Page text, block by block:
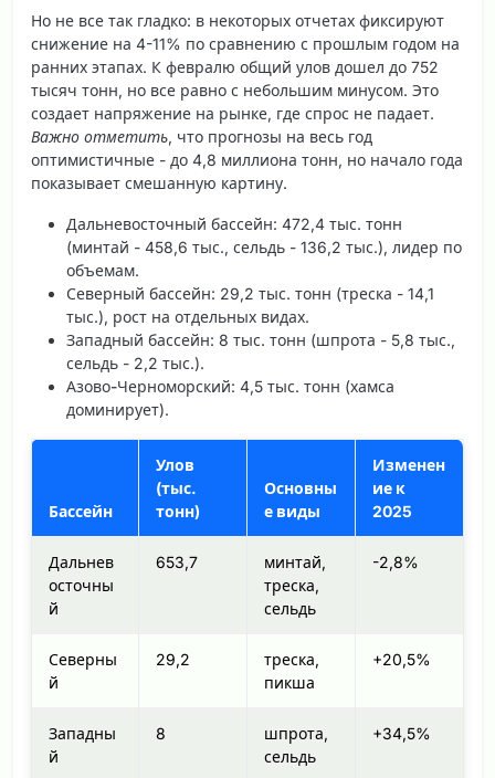
Но не все так гладко: в некоторых отчетах фиксируют
снижение на 4-11% по сравнению с прошлым годом на
ранних этапах. К февралю общий улов дошел до 752
тысяч тонн, но все равно с небольшим минусом. Это
создает напряжение на рынке, где спрос не падает.
Важно отметить, что прогнозы на весь год
оптимистичные - до 4,8 миллиона тонн, но начало года
показывает смешанную картину.
Дальневосточный бассейн: 472,4 тыс. тонн
(минтай - 458,6 тыс., сельдь - 136,2 тыс.), лидер по
объемам.
Северный бассейн: 29,2 тыс. тонн (треска - 14,1
тыс.), рост на отдельных видах.
Западный бассейн: 8 тыс. тонн (шпрота - 5,8 тыс.,
сельдь - 2,2 тыс.).
Азово-Черноморский: 4,5 тыс. тонн (хамса
доминирует).
Бассейн
Улов
(тыс.
тонн)
Основны
е виды
Изменен
ие к
2025
Дальнев
осточны
й
653,7
минтай,
треска,
сельдь
-2,8%
Северны
й
29,2
треска,
пикша
+20,5%
Западны
й
8
шпрота,
сельдь
+34,5%